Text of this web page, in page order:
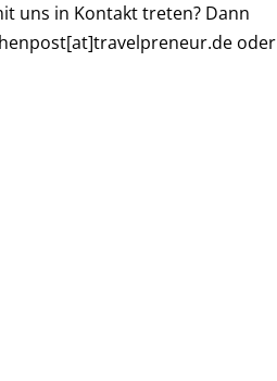
uns in Kontakt treten? Dann
oder